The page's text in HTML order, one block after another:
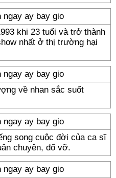
khi 23 tuổi và trở thành
nhất ở thị trường hại
về nhan sắc suốt
song cuộc đời của ca sĩ
chuyên, đổ vỡ.